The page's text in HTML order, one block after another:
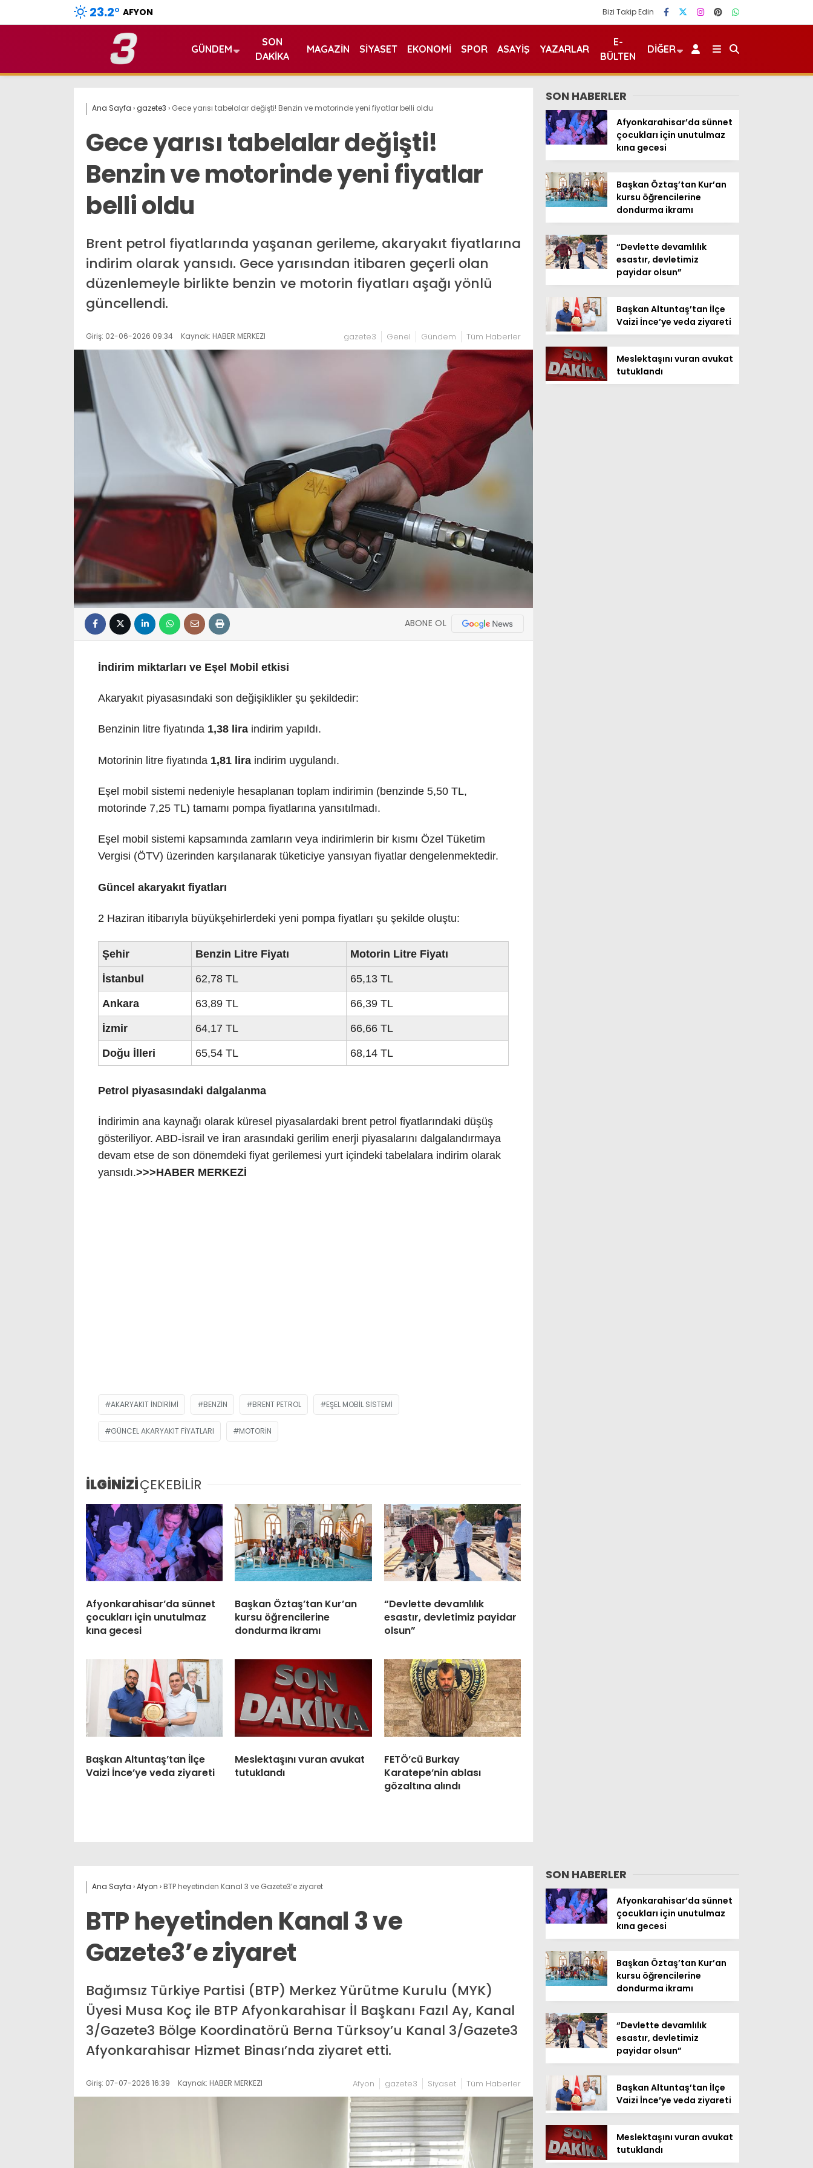
23.2° AFYON Bizi Takip Edin
GÜNDEM
SON
DAKIKA
MAGAZIN SIYASET EKONOMI SPOR ASAYIŞ YAZARLAR
E-
BÜLTEN
DIĞER
Ana Sayfa ›gazete3 › Gece yarısı tabelalar değişti! Benzin ve motorinde yeni fiyatlar belli oldu
Gece yarısı tabelalar değişti!
Benzin ve motorinde yeni fiyatlar
belli oldu
Brent petrol fiyatlarında yaşanan gerileme, akaryakıt fiyatlarına
indirim olarak yansıdı. Gece yarısından itibaren geçerli olan
düzenlemeyle birlikte benzin ve motorin fiyatları aşağı yönlü
güncellendi.
Giriş: 02-06-2026 09:34 Kaynak: HABER MERKEZI gazete3 Genel Gündem Tüm Haberler
ABONE OL
İndirim miktarları ve Eşel Mobil etkisi
Akaryakıt piyasasındaki son değişiklikler şu şekildedir:
Benzinin litre fiyatında 1,38 lira indirim yapıldı.
Motorinin litre fiyatında 1,81 lira indirim uygulandı.
Eşel mobil sistemi nedeniyle hesaplanan toplam indirimin (benzinde 5,50 TL,
motorinde 7,25 TL) tamamı pompa fiyatlarına yansıtılmadı.
Eşel mobil sistemi kapsamında zamların veya indirimlerin bir kısmı Özel Tüketim
Vergisi (ÖTV) üzerinden karşılanarak tüketiciye yansıyan fiyatlar dengelenmektedir.
Güncel akaryakıt fiyatları
2 Haziran itibarıyla büyükşehirlerdeki yeni pompa fiyatları şu şekilde oluştu:
Şehir Benzin Litre Fiyatı Motorin Litre Fiyatı
İstanbul 62,78 TL 65,13 TL
Ankara 63,89 TL 66,39 TL
İzmir 64,17 TL 66,66 TL
Doğu İlleri 65,54 TL 68,14 TL
Petrol piyasasındaki dalgalanma
İndirimin ana kaynağı olarak küresel piyasalardaki brent petrol fiyatlarındaki düşüş
gösteriliyor. ABD-İsrail ve İran arasındaki gerilim enerji piyasalarını dalgalandırmaya
devam etse de son dönemdeki fiyat gerilemesi yurt içindeki tabelalara indirim olarak
yansıdı.>>>HABER MERKEZİ
AKARYAKIT INDIRIMI BENZIN BRENT PETROL EŞEL MOBIL SISTEMI
GÜNCEL AKARYAKIT FIYATLARI MOTORIN
İLGİNİZİÇEKEBİLİR
Afyonkarahisar’da sünnet
çocukları için unutulmaz
kına gecesi
Başkan Öztaş’tan Kur’an
kursu öğrencilerine
dondurma ikramı
“Devlette devamlılık
esastır, devletimiz payidar
olsun”
Başkan Altuntaş’tan İlçe
Vaizi İnce’ye veda ziyareti
Meslektaşını vuran avukat
tutuklandı
FETÖ’cü Burkay
Karatepe’nin ablası
gözaltına alındı
SON HABERLER
Afyonkarahisar’da sünnet
çocukları için unutulmaz
kına gecesi
Başkan Öztaş’tan Kur’an
kursu öğrencilerine
dondurma ikramı
“Devlette devamlılık
esastır, devletimiz
payidar olsun”
Başkan Altuntaş’tan İlçe
Vaizi İnce’ye veda ziyareti
Meslektaşını vuran avukat
tutuklandı
Ana Sayfa ›Afyon › BTP heyetinden Kanal 3 ve Gazete3’e ziyaret
BTP heyetinden Kanal 3 ve
Gazete3’e ziyaret
Bağımsız Türkiye Partisi (BTP) Merkez Yürütme Kurulu (MYK)
Üyesi Musa Koç ile BTP Afyonkarahisar İl Başkanı Fazıl Ay, Kanal
3/Gazete3 Bölge Koordinatörü Berna Türksoy’u Kanal 3/Gazete3
Afyonkarahisar Hizmet Binası’nda ziyaret etti.
Giriş: 07-07-2026 16:39 Kaynak: HABER MERKEZI Afyon gazete3 Siyaset Tüm Haberler
SON HABERLER
Afyonkarahisar’da sünnet
çocukları için unutulmaz
kına gecesi
Başkan Öztaş’tan Kur’an
kursu öğrencilerine
dondurma ikramı
“Devlette devamlılık
esastır, devletimiz
payidar olsun”
Başkan Altuntaş’tan İlçe
Vaizi İnce’ye veda ziyareti
Meslektaşını vuran avukat
tutuklandı